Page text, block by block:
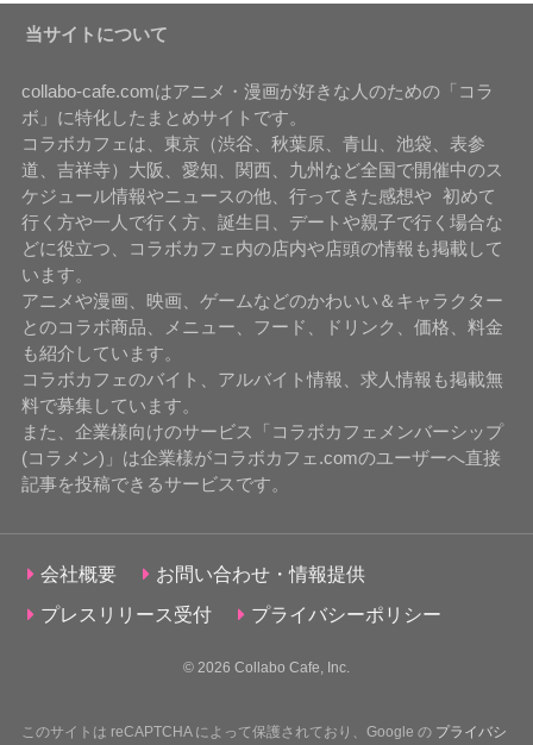
当サイトについて
collabo-cafe.comはアニメ・漫画が好きな人のための「コラ
ボ」に特化したまとめサイトです。
コラボカフェは、東京（渋谷、秋葉原、青山、池袋、表参
道、吉祥寺）大阪、愛知、関西、九州など全国で開催中のス
ケジュール情報やニュースの他、行ってきた感想や 初めて
行く方や一人で行く方、誕生日、デートや親子で行く場合な
どに役立つ、コラボカフェ内の店内や店頭の情報も掲載して
います。
アニメや漫画、映画、ゲームなどのかわいい＆キャラクター
とのコラボ商品、メニュー、フード、ドリンク、価格、料金
も紹介しています。
コラボカフェのバイト、アルバイト情報、求人情報も掲載無
料で募集しています。
また、企業様向けのサービス「コラボカフェメンバーシップ
(コラメン)」は企業様がコラボカフェ.comのユーザーへ直接
記事を投稿できるサービスです。
会社概要
お問い合わせ・情報提供
プレスリリース受付
プライバシーポリシー
© 2026 Collabo Cafe, Inc.
このサイトは reCAPTCHA によって保護されており、Google の プライバシ